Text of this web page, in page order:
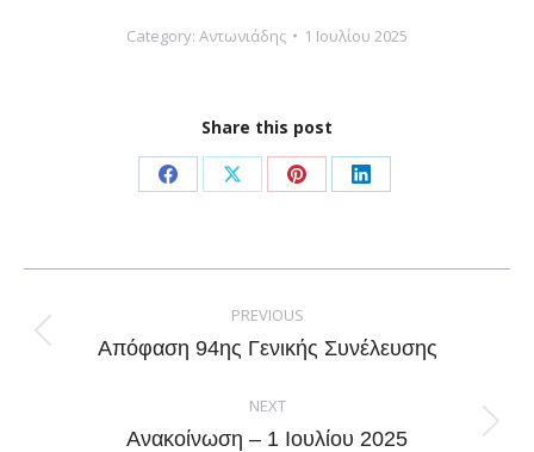
Category: Αντωνιάδης 1 Ιουλίου 2025
Share this post
Share
Facebook
Share
X
Share
Pinterest
Share
LinkedIn
navigation
PREVIOUS
Previous
Απόφαση 94ης Γενικής Συνέλευσης
NEXT
Next
Ανακοίνωση – 1 Ιουλίου 2025